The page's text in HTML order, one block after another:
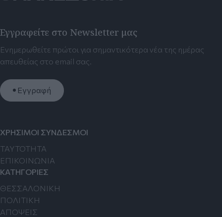
Εγγραφείτε στο Newsletter μας
Ενημερωθείτε πρώτοι για σημαντικότερα νέα της ημέρας
απευθείας στο email σας.
Εγγραφή
ΧΡΗΣΙΜΟΙ ΣΥΝΔΕΣΜΟΙ
TAYTOTHTA
ΕΠΙΚΟΙΝΩΝΙΑ
ΚΑΤΗΓΟΡΙΕΣ
ΘΕΣΣΑΛΟΝΙΚΗ
ΠΟΛΙΤΙΚΗ
ΑΠΟΨΕΙΣ